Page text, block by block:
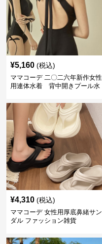
¥5,160 (税込)
ママコーデ 二〇二六年新作女性
用連体水着 背中開きプール水
¥4,310 (税込)
ママコーデ 女性用厚底鼻緒サン
ダル ファッション雑貨